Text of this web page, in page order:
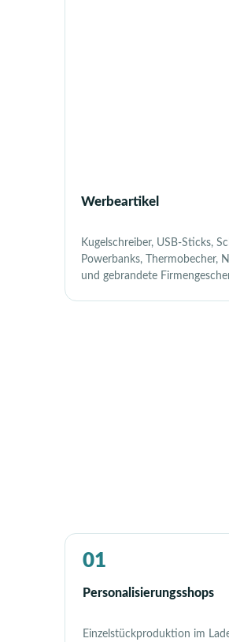
Werbeartikel
Kugelschreiber, USB-Sticks,
Powerbanks, Thermobecher,
und gebrandete
01
Personalisierungsshops
Einzelstückproduktion im